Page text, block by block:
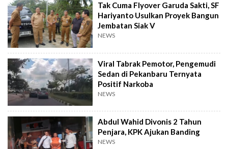
Tak Cuma Flyover Garuda Sakti, SF
Hariyanto Usulkan Proyek Bangun
Jembatan Siak V
NEWS
Viral Tabrak Pemotor, Pengemudi
Sedan di Pekanbaru Ternyata
Positif Narkoba
NEWS
Abdul Wahid Divonis 2 Tahun
Penjara, KPK Ajukan Banding
NEWS